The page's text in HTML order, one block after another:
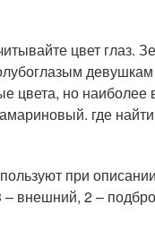
цвет глаз.
цвета, но
где
при
внешний, 2 –